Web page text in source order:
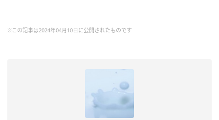
※この記事は2024年04月10日に公開されたものです